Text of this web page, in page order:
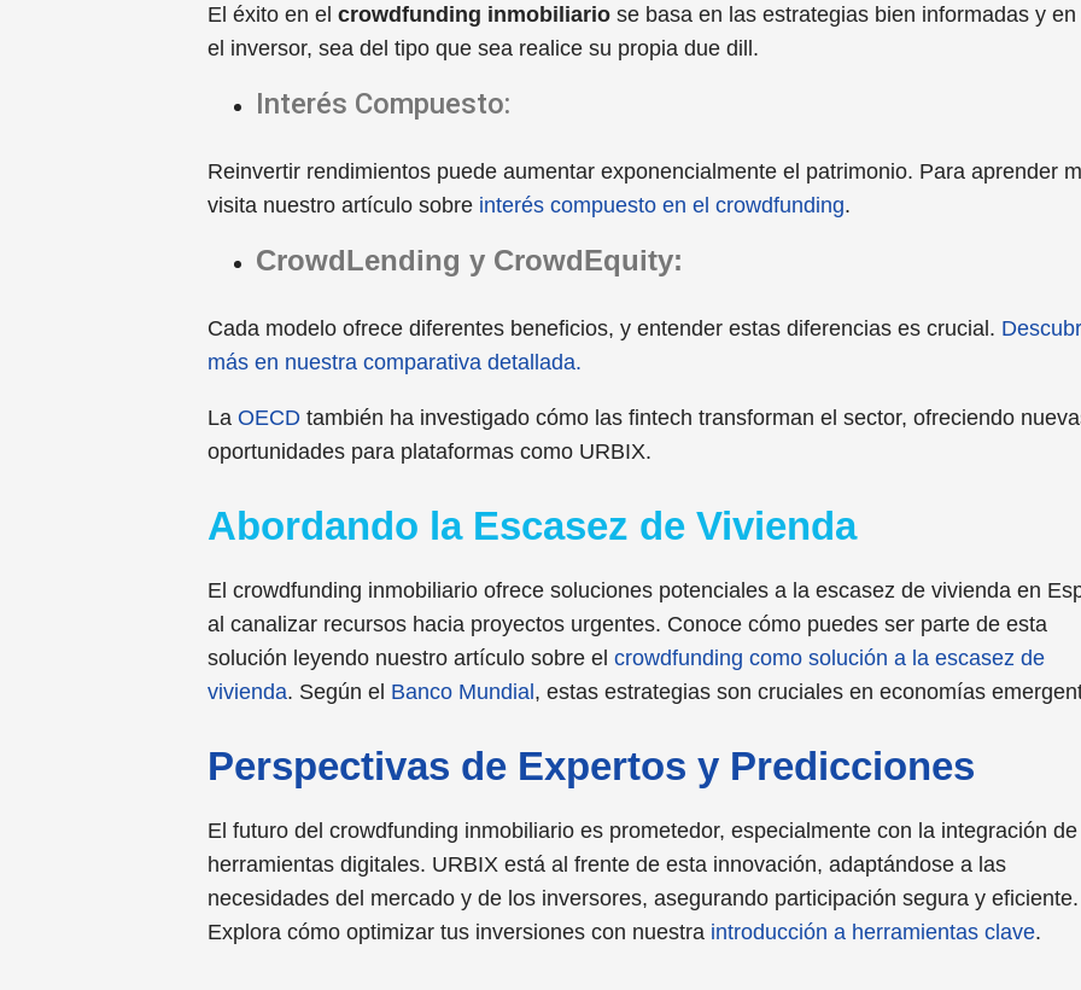
El éxito en el crowdfunding inmobiliario se basa en las estrategias bien informadas y en
el inversor, sea del tipo que sea realice su propia due dill.
Interés Compuesto:
Reinvertir rendimientos puede aumentar exponencialmente el patrimonio. Para aprender
visita nuestro artículo sobre interés compuesto en el crowdfunding.
CrowdLending y CrowdEquity:
Cada modelo ofrece diferentes beneficios, y entender estas diferencias es crucial.
más en nuestra comparativa detallada.
La OECD también ha investigado cómo las fintech transforman el sector, ofreciendo
oportunidades para plataformas como URBIX.
Abordando la Escasez de Vivienda
El crowdfunding inmobiliario ofrece soluciones potenciales a la escasez de vivienda en
al canalizar recursos hacia proyectos urgentes. Conoce cómo puedes ser parte de esta
solución leyendo nuestro artículo sobre el crowdfunding como solución a la escasez de
vivienda. Según el Banco Mundial, estas estrategias son cruciales en economías
Perspectivas de Expertos y Predicciones
El futuro del crowdfunding inmobiliario es prometedor, especialmente con la integración de
herramientas digitales. URBIX está al frente de esta innovación, adaptándose a las
necesidades del mercado y de los inversores, asegurando participación segura y eficiente.
Explora cómo optimizar tus inversiones con nuestra introducción a herramientas clave.